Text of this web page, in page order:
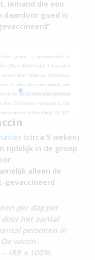
Iemand die een
daardoor goed is
(circa 5 weken)
tijdelijk in de groep
alleen de
gevaccineerd :
per dag per
door het aantal
personen in
vaccin-
IRR x 100%.